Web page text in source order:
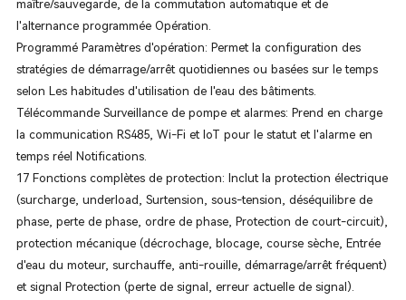
maître/sauvegarde, de la commutation automatique et de
l'alternance programmée Opération.
Programmé Paramètres d'opération: Permet la configuration des
stratégies de démarrage/arrêt quotidiennes ou basées sur le temps
selon Les habitudes d'utilisation de l'eau des bâtiments.
Télécommande Surveillance de pompe et alarmes: Prend en charge
la communication RS485, Wi-Fi et IoT pour le statut et l'alarme en
temps réel Notifications.
17 Fonctions complètes de protection: Inclut la protection électrique
(surcharge, underload, Surtension, sous-tension, déséquilibre de
phase, perte de phase, ordre de phase, Protection de court-circuit),
protection mécanique (décrochage, blocage, course sèche, Entrée
d'eau du moteur, surchauffe, anti-rouille, démarrage/arrêt fréquent)
et signal Protection (perte de signal, erreur actuelle de signal).